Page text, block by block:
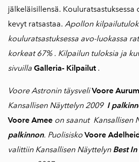
jälkeläisillensä. Kouluratsastuksessa
kevyt ratsastaa. Apollon
kouluratsastuksessa avo-luokassa
korkeat 67% . Kilpailun tuloksia ja
sivuilla Galleria- Kilpailut.
Voore Astronin täysveliVoore Aurum
Kansallisen Näyttelyn 2009 I
Voore Amee on saanut Kansallisen
palkinnon. Puolisisko Voore
valittiin Kansallisen Näyttelyn Best